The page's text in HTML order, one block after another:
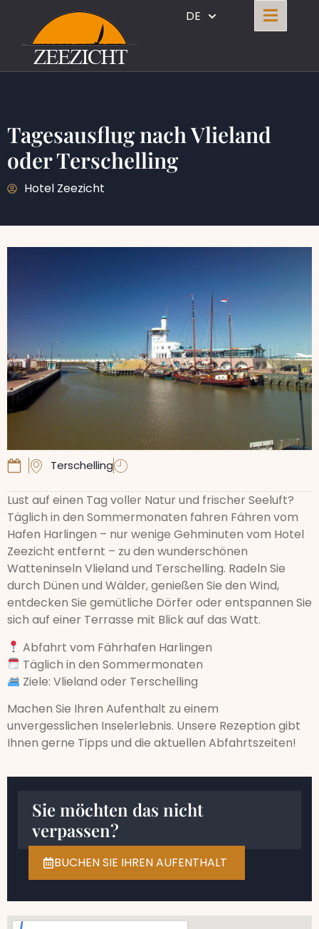
DE
Tagesausflug nach Vlieland
oder Terschelling
Hotel Zeezicht
Terschelling
Lust auf einen Tag voller Natur und frischer Seeluft?
Täglich in den Sommermonaten fahren Fähren vom
Hafen Harlingen – nur wenige Gehminuten vom Hotel
Zeezicht entfernt – zu den wunderschönen
Watteninseln Vlieland und Terschelling. Radeln Sie
durch Dünen und Wälder, genießen Sie den Wind,
entdecken Sie gemütliche Dörfer oder entspannen Sie
sich auf einer Terrasse mit Blick auf das Watt.
Abfahrt vom Fährhafen Harlingen
Täglich in den Sommermonaten
Ziele: Vlieland oder Terschelling
Machen Sie Ihren Aufenthalt zu einem
unvergesslichen Inselerlebnis. Unsere Rezeption gibt
Ihnen gerne Tipps und die aktuellen Abfahrtszeiten!
Sie möchten das nicht
verpassen?
BUCHEN SIE IHREN AUFENTHALT